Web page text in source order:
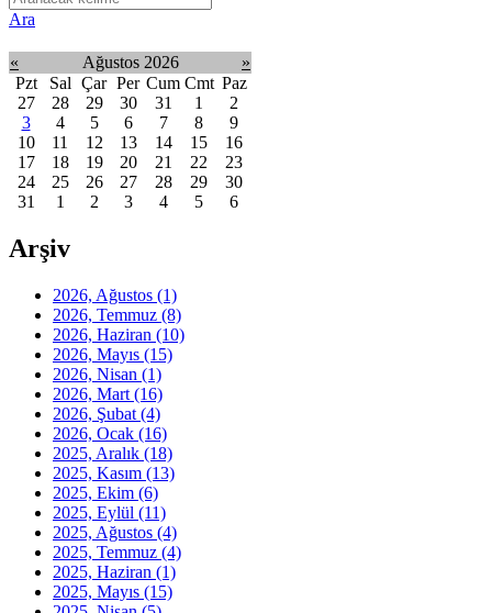
Ara
« Ağustos 2026
»
Pzt
Sal Çar Per Cum Cmt Paz
27
28 29 30 31 1
2
3
4 5 6 7 8
9
10
11 12 13 14 15
16
17
18 19 20 21 22
23
24
25 26 27 28 29
30
31
1 2 3 4 5 6
Arşiv
2026, Ağustos (1)
2026, Temmuz (8)
2026, Haziran (10)
2026, Mayıs (15)
2026, Nisan (1)
2026, Mart (16)
2026, Şubat (4)
2026, Ocak (16)
2025, Aralık (18)
2025, Kasım (13)
2025, Ekim (6)
2025, Eylül (11)
2025, Ağustos (4)
2025, Temmuz (4)
2025, Haziran (1)
2025, Mayıs (15)